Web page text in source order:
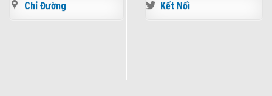
Chỉ Đường Kết Nối